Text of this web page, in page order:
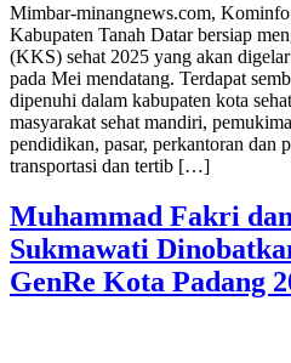
Mimbar-minangnews.com,
Kabupaten Tanah Datar bersiap
(KKS) sehat 2025 yang akan
pada Mei mendatang. Terdapat
dipenuhi dalam kabupaten kota
masyarakat sehat mandiri,
pendidikan, pasar, perkantoran dan
transportasi dan tertib […]
Muhammad Fakri
Sukmawati
GenRe Kota Padang